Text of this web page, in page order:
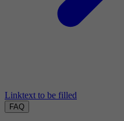
Linktext to be filled
FAQ